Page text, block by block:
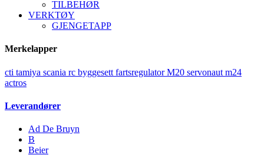
TILBEHØR
VERKTØY
GJENGETAPP
Merkelapper
cti tamiya scania rc byggesett fartsregulatorM20 servonaut m24
actros
Leverandører
Ad De Bruyn
B
Beier